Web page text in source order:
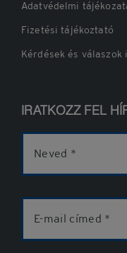
Adatvédelmi
Fizetési tájékoztató
Kérdések és
IRATKOZZ FEL